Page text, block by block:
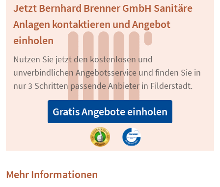
Jetzt Bernhard Brenner GmbH Sanitäre
Anlagen kontaktieren und Angebot
einholen
Nutzen Sie jetzt den kostenlosen und
unverbindlichen Angebotsservice und finden Sie in
nur 3 Schritten passende Anbieter in Filderstadt.
Gratis Angebote einholen
Mehr Informationen